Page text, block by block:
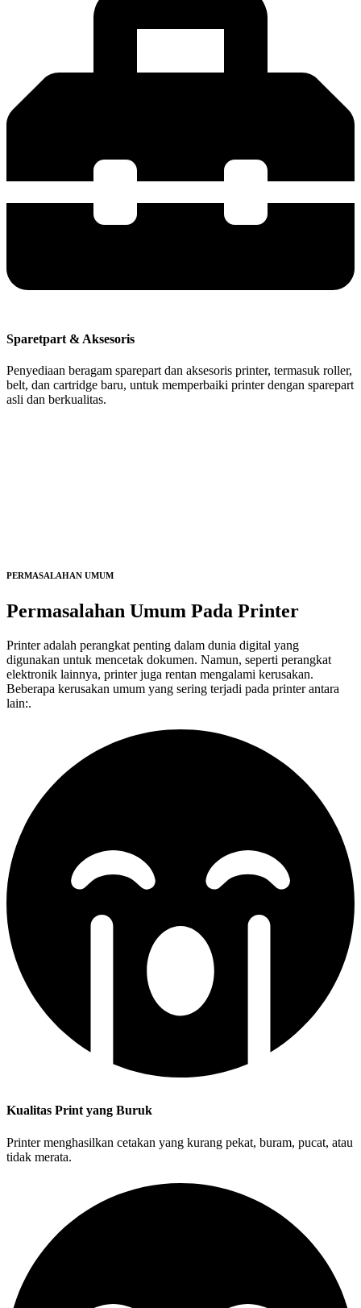
Sparetpart & Aksesoris
Penyediaan beragam sparepart dan aksesoris printer, termasuk roller,
belt, dan cartridge baru, untuk memperbaiki printer dengan sparepart
asli dan berkualitas.
PERMASALAHAN UMUM
Permasalahan Umum Pada Printer
Printer adalah perangkat penting dalam dunia digital yang
digunakan untuk mencetak dokumen. Namun, seperti perangkat
elektronik lainnya, printer juga rentan mengalami kerusakan.
Beberapa kerusakan umum yang sering terjadi pada printer antara
lain:.
Kualitas Print yang Buruk
Printer menghasilkan cetakan yang kurang pekat, buram, pucat, atau
tidak merata.